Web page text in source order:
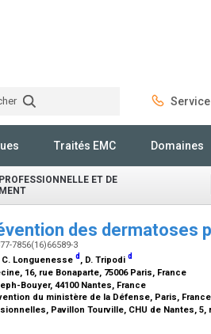
Service
Traités EMC Domaines
ET DE
des dermatoses
7856(16)66589-3
C. Longuenesse d , D. Tripodi d
16, rue Bonaparte, 75006 Paris, France
Bouyer, 44100 Nantes, France
du ministère de la Défense, Paris, France
Pavillon Tourville, CHU de Nantes, 5,